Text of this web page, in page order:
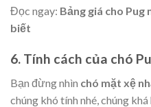
Đọc ngay: Bảng giá cho Pug
biết
6. Tính cách của chó
Bạn đừng nhìn chó mặt xệ
chúng khó tính nhé, chúng